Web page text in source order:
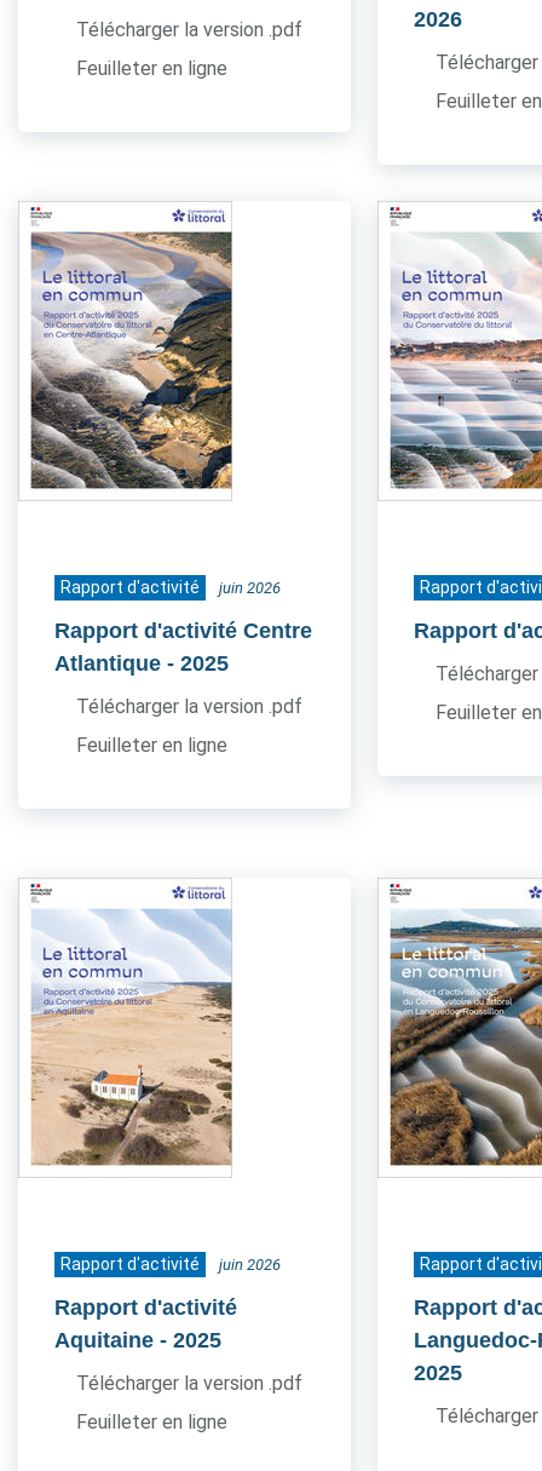
Télécharger la version .pdf
Feuilleter en ligne
2026
Feuilleter
Rapport d'activité juin 2026
Rapport d'activité Centre
Atlantique - 2025
Télécharger la version .pdf
Feuilleter en ligne
Rapport
Rapport
Feuilleter
Rapport d'activité juin 2026
Rapport d'activité
Aquitaine - 2025
Télécharger la version .pdf
Feuilleter en ligne
Rapport
Rapport
2025